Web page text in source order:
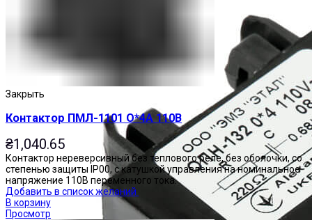
Закрыть
Контактор ПМЛ-1101 О*4А 110В
₴1,040.65
Контактор нереверсивный без теплового реле, без оболочки, со
степенью защиты IP00, с катушкой управления на номинальное
напряжение 110В переменного тока.
Добавить в список желаний
В корзину
Просмотр